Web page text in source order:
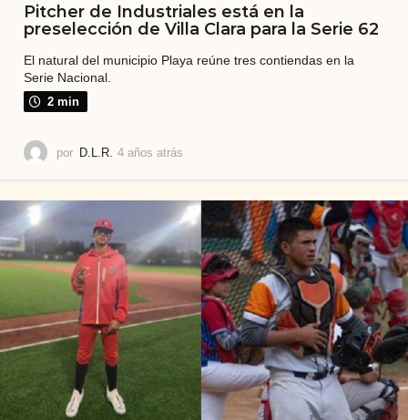
Pitcher de Industriales está en la
preselección de Villa Clara para la Serie 62
El natural del municipio Playa reúne tres contiendas en la
Serie Nacional.
2 min
por D.L.R. 4 años atrás
o
s
t
r
á
s